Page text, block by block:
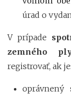
úrad o
V prípade
zemného
registrovať, ak je:
oprávnený